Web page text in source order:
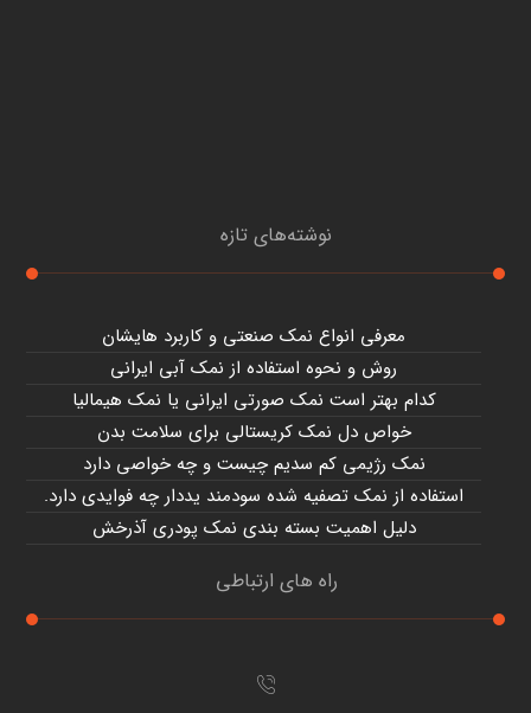
نوشته‌های تازه
معرفی انواع نمک صنعتی و کاربرد هایشان
روش و نحوه استفاده از نمک آبی ایرانی
کدام بهتر است نمک صورتی ایرانی یا نمک هیمالیا
خواص دل نمک کریستالی برای سلامت بدن
نمک رژیمی کم سدیم چیست و چه خواصی دارد
استفاده از نمک تصفیه شده سودمند یددار چه فوایدی دارد.
دلیل اهمیت بسته بندی نمک پودری آذرخش
راه های ارتباطی